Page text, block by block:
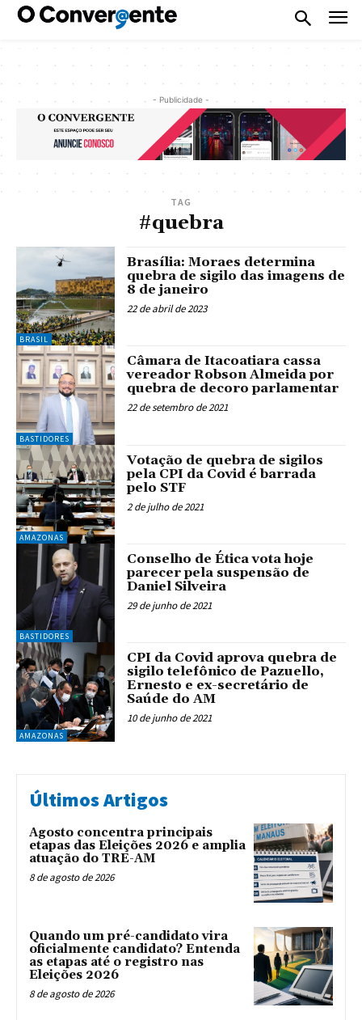
- Publicidade -
TAG
#quebra
BRASIL
Brasília: Moraes determina
quebra de sigilo das imagens de
8 de janeiro
22 de abril de 2023
BASTIDORES
Câmara de Itacoatiara cassa
vereador Robson Almeida por
quebra de decoro parlamentar
22 de setembro de 2021
AMAZONAS
Votação de quebra de sigilos
pela CPI da Covid é barrada
pelo STF
2 de julho de 2021
BASTIDORES
Conselho de Ética vota hoje
parecer pela suspensão de
Daniel Silveira
29 de junho de 2021
AMAZONAS
CPI da Covid aprova quebra de
sigilo telefônico de Pazuello,
Ernesto e ex-secretário de
Saúde do AM
10 de junho de 2021
Últimos Artigos
Agosto concentra principais
etapas das Eleições 2026 e amplia
atuação do TRE-AM
8 de agosto de 2026
Quando um pré-candidato vira
oficialmente candidato? Entenda
as etapas até o registro nas
Eleições 2026
8 de agosto de 2026